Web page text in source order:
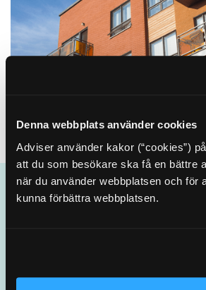
Denna webbplats använder cookies
Adviser använder kakor (“cookies”)
att du som besökare ska få en bättre
när du använder webbplatsen och för
kunna förbättra webbplatsen.